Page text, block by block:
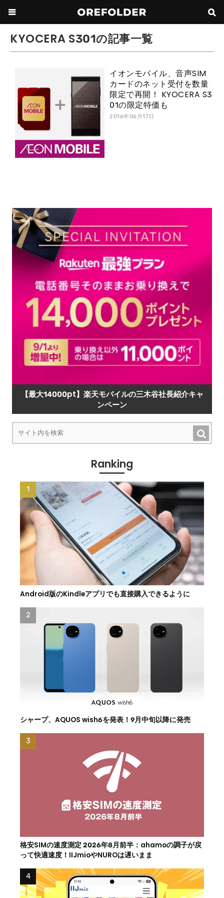
KYOCERA S301の記事一覧
イオンモバイル、音声SIM
カードのネット受付を数量
限定で再開！ KYOCERA S3
01の限定特価も
2016年06月17日
【最大14000pt】楽天モバイルの三木谷社長紹介キャ
ンペーン
Ranking
Android版のKindleアプリでも直接購入できるように
シャープ、AQUOS wish6を発表！9月中旬以降に発売
格安SIMの速度測定 2026年8月前半：ahamoの調子が戻
って快適速度！IIJmioやNUROは遅いまま